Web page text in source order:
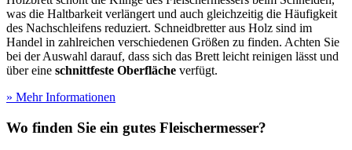
was die Haltbarkeit verlängert und auch gleichzeitig die Häufigkeit
des Nachschleifens reduziert. Schneidbretter aus Holz sind im
Handel in zahlreichen verschiedenen Größen zu finden. Achten Sie
bei der Auswahl darauf, dass sich das Brett leicht reinigen lässt und
über eine schnittfeste Oberfläche verfügt.
» Mehr Informationen
Wo finden Sie ein gutes Fleischermesser?